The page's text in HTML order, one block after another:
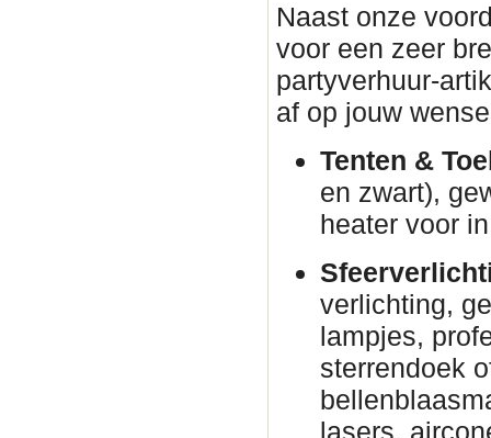
Naast onze
voor een zeer
partyverhuur-
af op jouw
Tenten &
en zwart),
heater voor
verlichting,
lampjes,
sterrendoek
lasers,